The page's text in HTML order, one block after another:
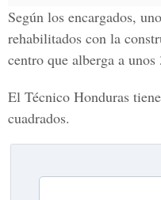
Según los encargados,
rehabilitados con la
centro que alberga a
El Técnico Honduras
cuadrados.